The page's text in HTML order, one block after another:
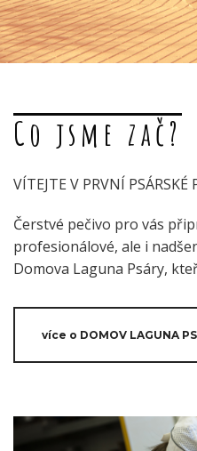
Co jsme zač?
VÍTEJTE V PRVNÍ PSÁRSKÉ
Čerstvé pečivo pro vás
profesionálové, ale i
Domova Laguna Psáry,
více o DOMOV LAGUNA